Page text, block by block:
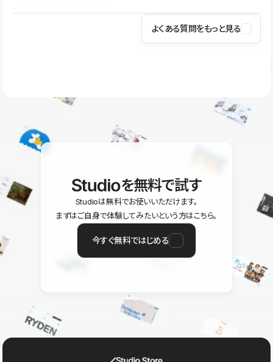
はSSL/TLSによる通信暗号化に対応しており、悪質なスクリプトの
操作方法や機能については、ヘルプセンターでご確認いただけま
ユーザー同士で質問・相談できるコミュニティもご利用ください。
よくある質問をもっと見る
を無料で試す
Studioは無料でお使いいただけます。
まずはご自身で体験してみたいという方はこちら。
今すぐ無料ではじめる